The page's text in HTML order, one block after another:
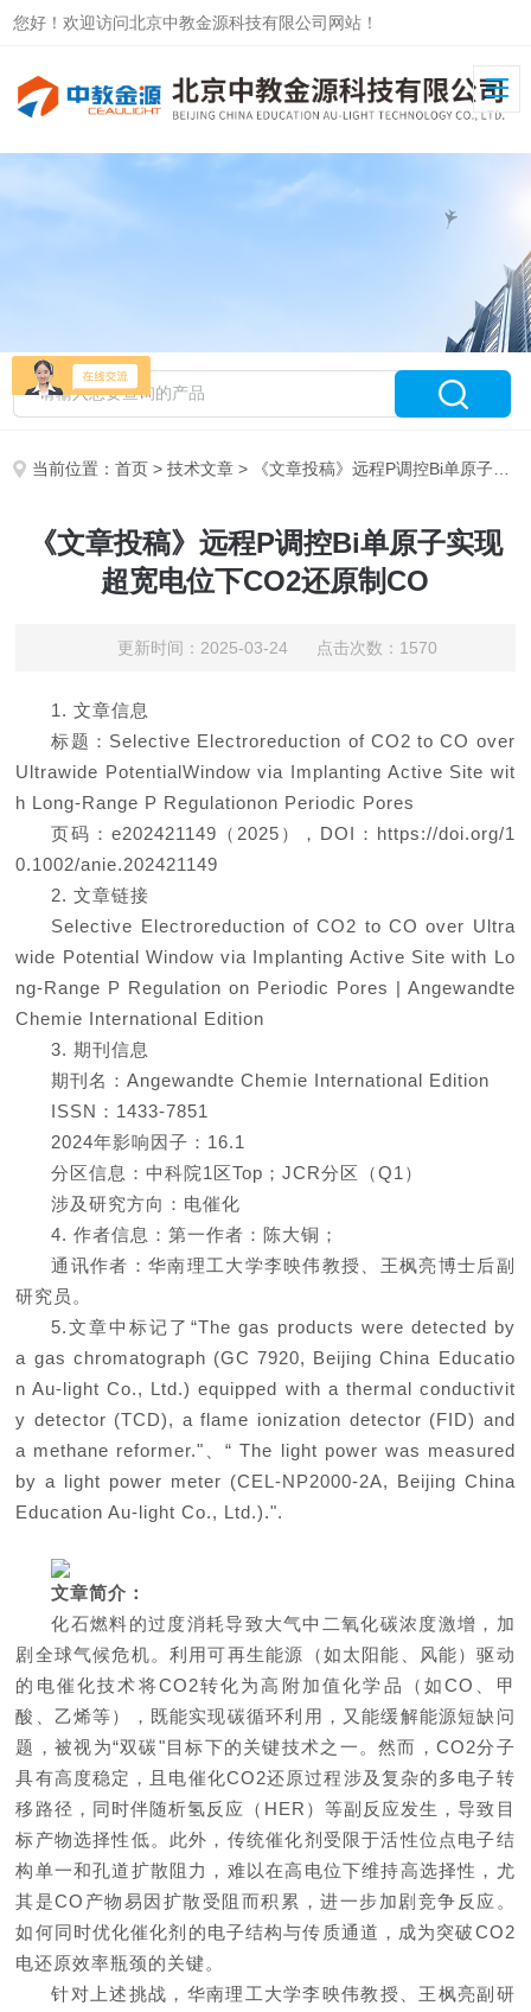
您好！欢迎访问北京中教金源科技有限公司网站！
当前位置：首页 >技术文章 > 《文章投稿》远程P调控Bi单原子实现超宽电位下CO2还原制CO
《文章投稿》远程P调控Bi单原子实现
超宽电位下CO2还原制CO
更新时间：2025-03-24 点击次数：1570
1. 文章信息
标题：Selective Electroreduction of CO2 to CO over
Ultrawide PotentialWindow via Implanting Active Site wit
h Long-Range P Regulationon Periodic Pores
页码：e202421149（2025），DOI：https://doi.org/1
0.1002/anie.202421149
2. 文章链接
Selective Electroreduction of CO2 to CO over Ultra
wide Potential Window via Implanting Active Site with Lo
ng-Range P Regulation on Periodic Pores | Angewandte
Chemie International Edition
3. 期刊信息
期刊名：Angewandte Chemie International Edition
ISSN：1433-7851
2024年影响因子：16.1
分区信息：中科院1区Top；JCR分区（Q1）
涉及研究方向：电催化
4. 作者信息：第一作者：陈大铜；
通讯作者：华南理工大学李映伟教授、王枫亮博士后副
研究员。
5.文章中标记了“The gas products were detected by
a gas chromatograph (GC 7920, Beijing China Educatio
n Au-light Co., Ltd.) equipped with a thermal conductivit
y detector (TCD), a flame ionization detector (FID) and
a methane reformer."、“ The light power was measured
by a light power meter (CEL-NP2000-2A, Beijing China
Education Au-light Co., Ltd.).".
文章简介：
化石燃料的过度消耗导致大气中二氧化碳浓度激增，加
剧全球气候危机。利用可再生能源（如太阳能、风能）驱动
的电催化技术将CO2转化为高附加值化学品（如CO、甲
酸、乙烯等），既能实现碳循环利用，又能缓解能源短缺问
题，被视为“双碳"目标下的关键技术之一。然而，CO2分子
具有高度稳定，且电催化CO2还原过程涉及复杂的多电子转
移路径，同时伴随析氢反应（HER）等副反应发生，导致目
标产物选择性低。此外，传统催化剂受限于活性位点电子结
构单一和孔道扩散阻力，难以在高电位下维持高选择性，尤
其是CO产物易因扩散受阻而积累，进一步加剧竞争反应。
如何同时优化催化剂的电子结构与传质通道，成为突破CO2
电还原效率瓶颈的关键。
针对上述挑战，华南理工大学李映伟教授、王枫亮副研